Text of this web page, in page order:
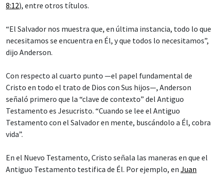
8:12), entre otros títulos.
“El Salvador nos muestra que, en última instancia, todo lo que
necesitamos se encuentra en Él, y que todos lo necesitamos”,
dijo Anderson.
Con respecto al cuarto punto —el papel fundamental de
Cristo en todo el trato de Dios con Sus hijos—, Anderson
señaló primero que la “clave de contexto” del Antiguo
Testamento es Jesucristo. “Cuando se lee el Antiguo
Testamento con el Salvador en mente, buscándolo a Él, cobra
vida”.
En el Nuevo Testamento, Cristo señala las maneras en que el
Antiguo Testamento testifica de Él. Por ejemplo, en Juan